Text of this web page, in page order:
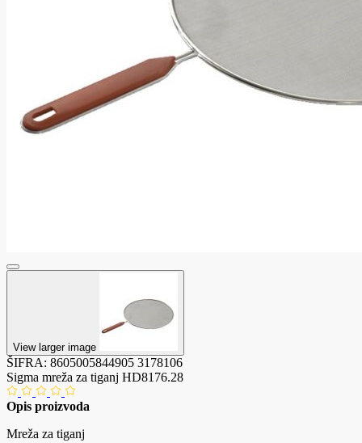
View larger image
ŠIFRA: 8605005844905 3178106
Sigma mreža za tiganj HD8176.28
Opis proizvoda
Mreža za tiganj